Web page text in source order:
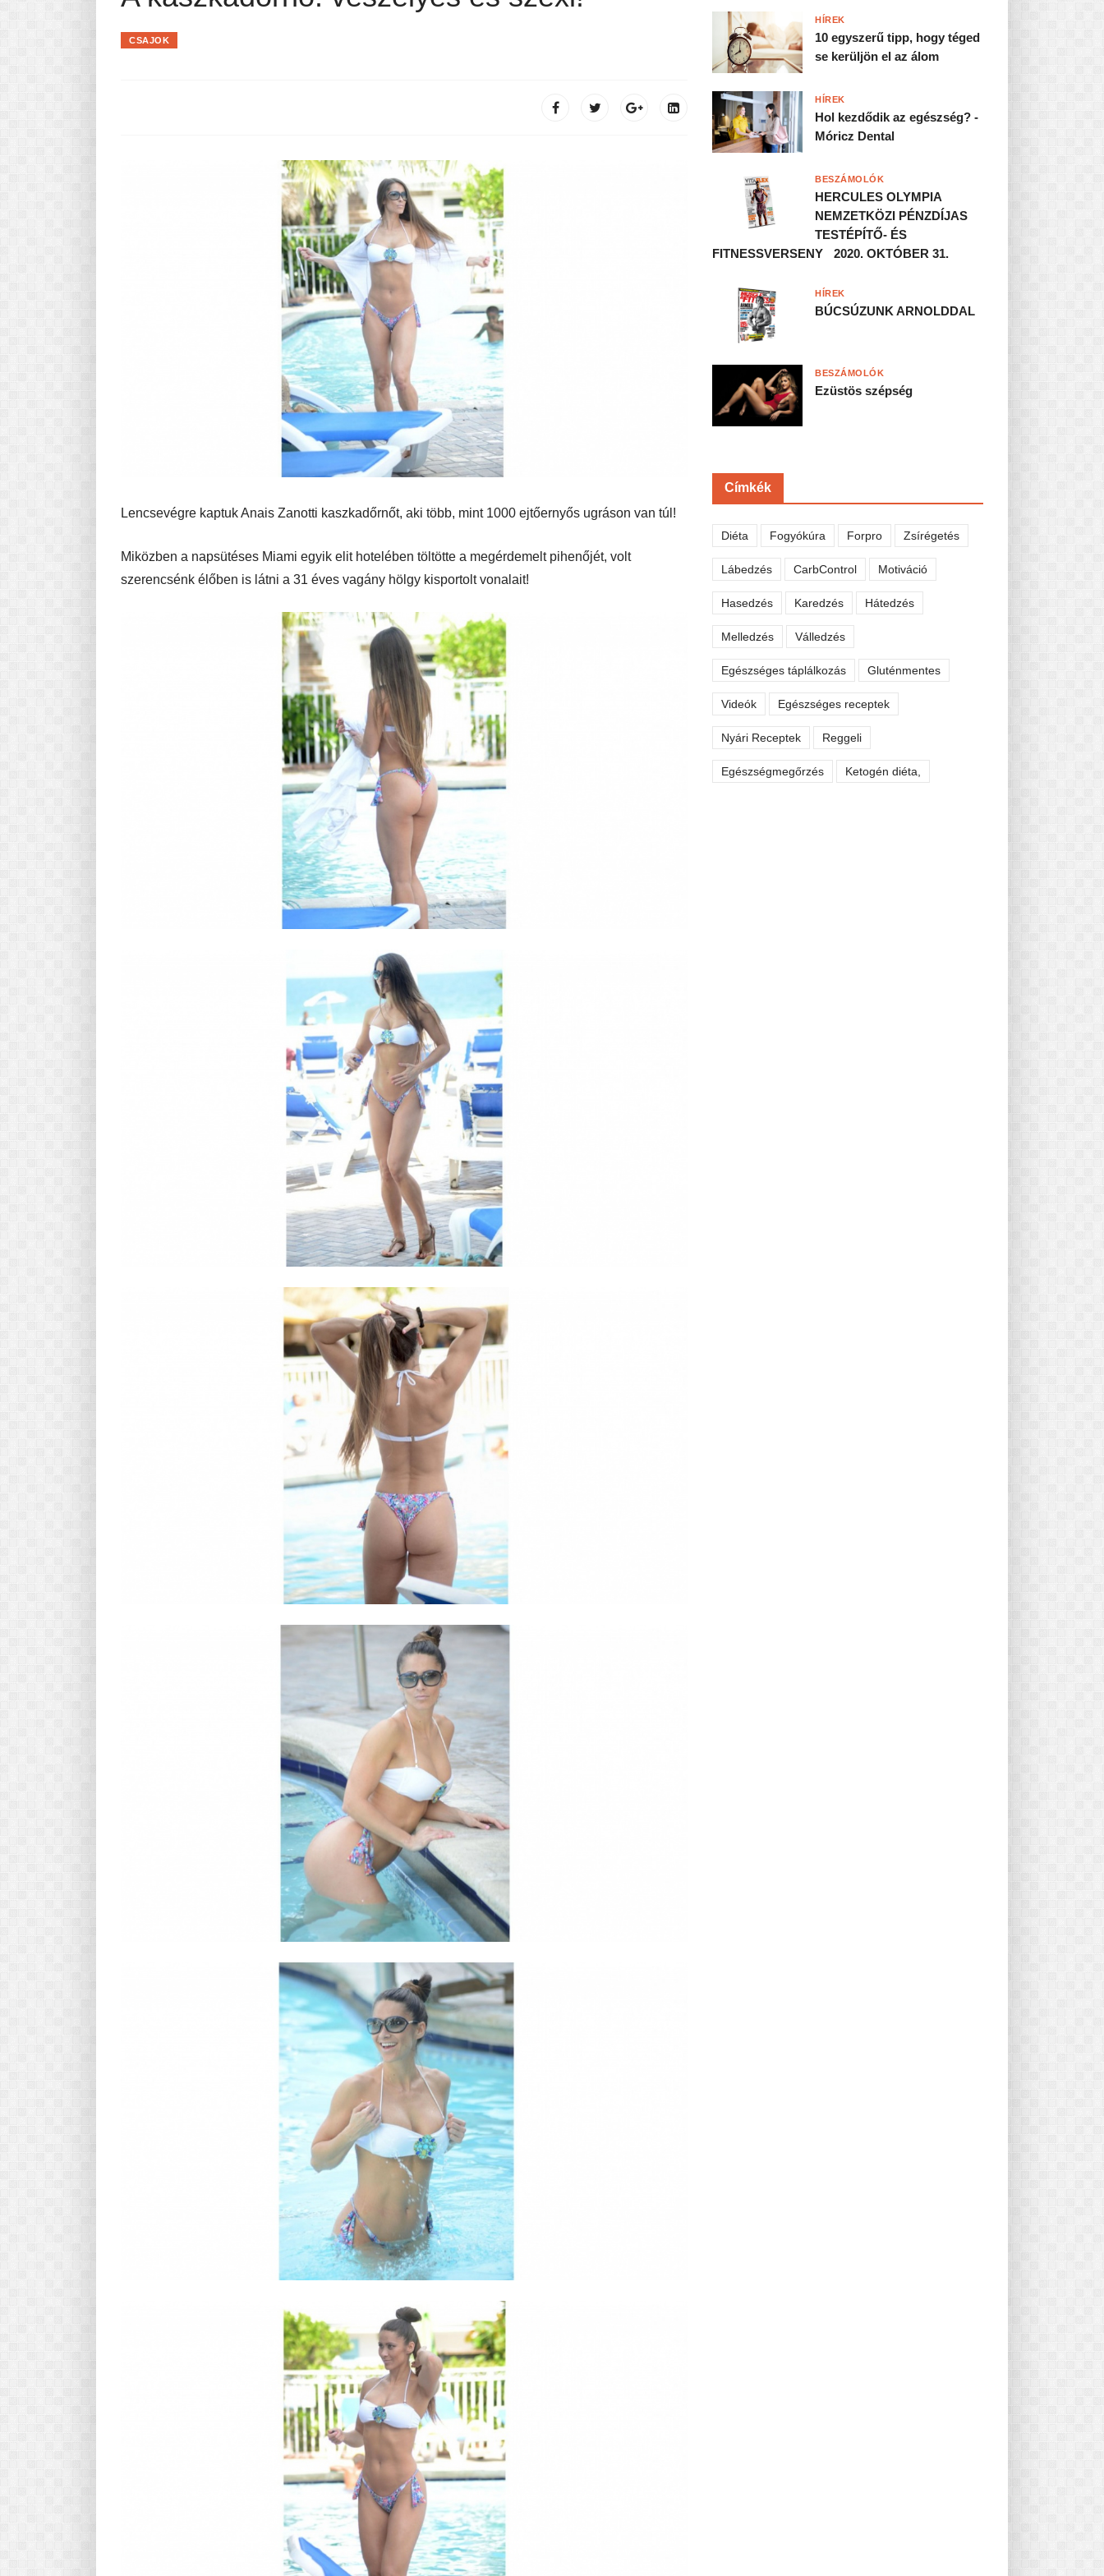
Pasta-túra - avagy A TÉSZTA TÖRTÉNETE
CSAJOK
Lencsevégre kaptuk Anais Zanotti kaszkadőrnőt, aki több, mint 1000 ejtőernyős ugráson van túl!
Miközben a napsütéses Miami egyik elit hotelében töltötte a megérdemelt pihenőjét, volt
szerencsénk élőben is látni a 31 éves vagány hölgy kisportolt vonalait!
10 egyszerű tipp, hogy téged
se kerüljön el az álom
HÍREK
Hol kezdődik az egészség? -
Móricz Dental
HÍREK
HERCULES OLYMPIA
NEMZETKÖZI PÉNZDÍJAS
TESTÉPÍTŐ- ÉS
FITNESSVERSENY 2020. OKTÓBER 31.
BESZÁMOLÓK
BÚCSÚZUNK ARNOLDDAL
HÍREK
Ezüstös szépség
BESZÁMOLÓK
Címkék
Diéta Fogyókúra Forpro Zsírégetés
Lábedzés CarbControl Motiváció
Hasedzés Karedzés Hátedzés
Melledzés Válledzés
Egészséges táplálkozás Gluténmentes
Videók Egészséges receptek
Nyári Receptek Reggeli
Egészségmegőrzés Ketogén diéta,